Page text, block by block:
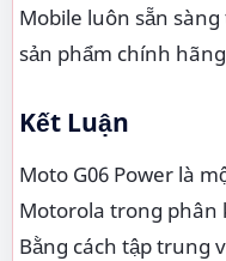
Mobile luôn sẵn
sản phẩm chính
Kết Luận
Moto G06 Power là
Motorola trong phân
Bằng cách tập trung